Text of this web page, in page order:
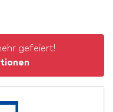
gefeiert!